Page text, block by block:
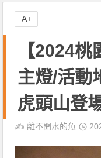
【2024
主燈/活動
虎頭山登
✍️離不開水的魚
A+